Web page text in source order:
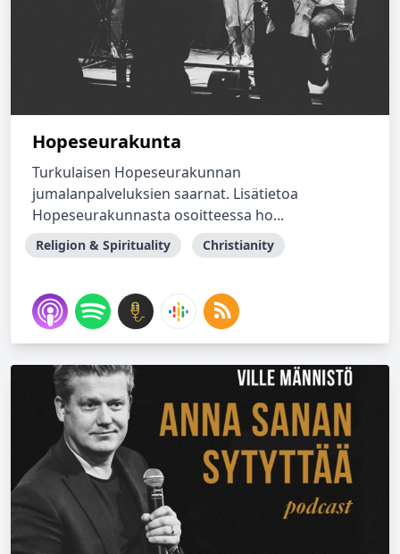
Hopeseurakunta
Turkulaisen Hopeseurakunnan
jumalanpalveluksien saarnat. Lisätietoa
Hopeseurakunnasta osoitteessa ho...
Religion & Spirituality Christianity